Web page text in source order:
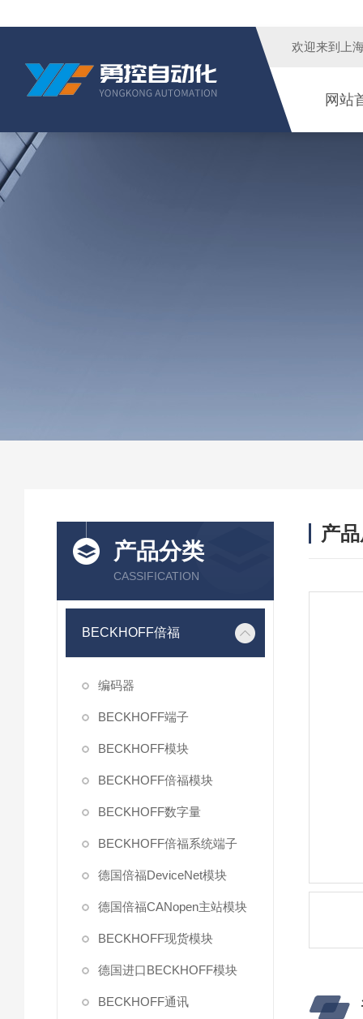
欢迎来到 上
网站
产品分类
CASSIFICATION
BECKHOFF倍福
编码器
BECKHOFF端子
BECKHOFF模块
BECKHOFF倍福模块
BECKHOFF数字量
BECKHOFF倍福系统端子
德国倍福DeviceNet模块
德国倍福CANopen主站模块
BECKHOFF现货模块
德国进口BECKHOFF模块
BECKHOFF通讯
产